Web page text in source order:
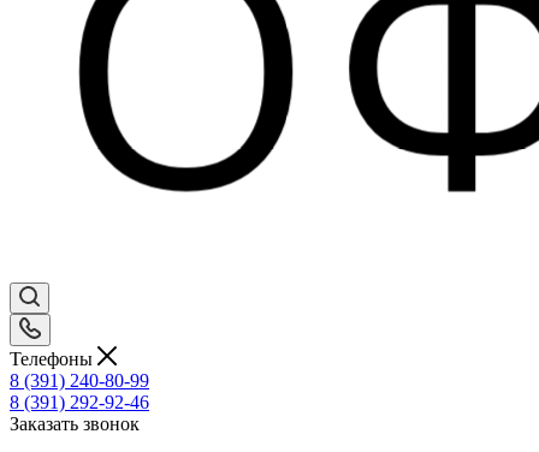
Телефоны
8 (391) 240-80-99
8 (391) 292-92-46
Заказать звонок